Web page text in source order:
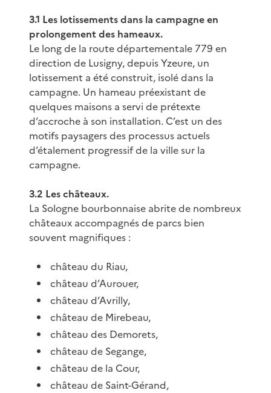
3.1 Les lotissements dans la campagne en
prolongement des hameaux.
Le long de la route départementale 779 en
direction de Lusigny, depuis Yzeure, un
lotissement a été construit, isolé dans la
campagne. Un hameau préexistant de
quelques maisons a servi de prétexte
d’accroche à son installation. C’est un des
motifs paysagers des processus actuels
d’étalement progressif de la ville sur la
campagne.
3.2 Les châteaux.
La Sologne bourbonnaise abrite de nombreux
châteaux accompagnés de parcs bien
souvent magnifiques :
château du Riau,
château d’Aurouer,
château d’Avrilly,
château de Mirebeau,
château des Demorets,
château de Segange,
château de la Cour,
château de Saint-Gérand,